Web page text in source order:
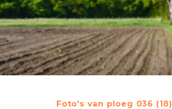
Foto's van ploeg 036 (18)